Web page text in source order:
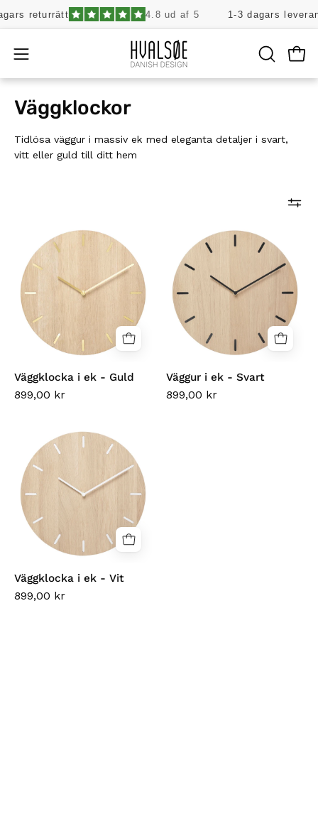
till
returrätt 4.8 ud af 5 1-3 dagars leverans
Öppna
navigeringsmenyn
ÖPPNA
SÖKFÄLT
Väggklockor
Tidlösa väggur i massiv ek med eleganta detaljer i svart,
vitt eller guld till ditt hem
Väggklocka
i
Guld
Väggklocka i ek - Guld
899,00 kr
Väggur
i
Väggur i ek - Svart
899,00 kr
Väggklocka
i
Väggklocka i ek - Vit
899,00 kr